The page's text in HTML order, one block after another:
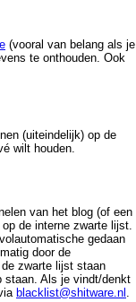
(vooral van belang als je
te onthouden. Ook
(uiteindelijk) op de
wilt houden.
van het blog (of een
op de interne zwarte lijst.
gedaan
door de
zwarte lijst staan
staan. Als je vindt/denkt
blacklist@shitware.nl .